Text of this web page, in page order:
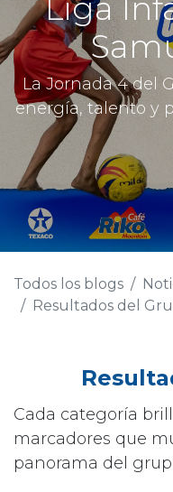
Liga
La Jornada 4 del
energía, talento y
Todos los blogs
Resultados del Grupo 5 -
Cada categoría
marcadores que
panorama del